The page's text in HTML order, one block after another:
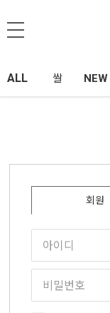
ALL 쌀 NEW
회원